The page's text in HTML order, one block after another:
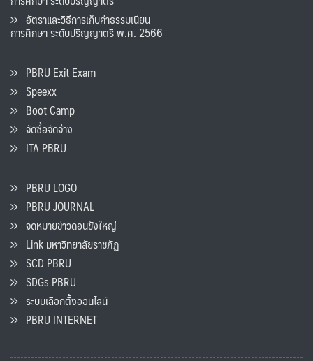
อัตราและวิธีการเก็บค่าธรรมเนียน
การศึกษา ระดับปริญญาตรี พ.ศ. 2566
PBRU Exit Exam
Speexx
Boot Camp
จัดซื้อจัดจ้าง
ITA PBRU
PBRU LOGO
PBRU JOURNAL
จดหมายข่าวดอนขังใหญ่
Link มหาวิทยาลัยราชภัฏ
SCD PBRU
SDGs PBRU
ระบบเลือกตั้งออนไลน์
PBRU INTERNET